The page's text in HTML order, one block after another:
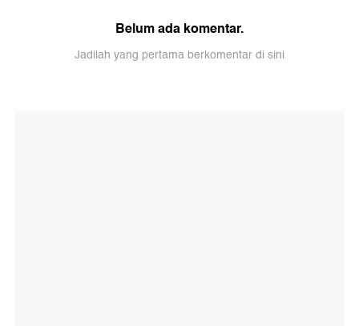
Belum ada komentar.
Jadilah yang pertama berkomentar di sini